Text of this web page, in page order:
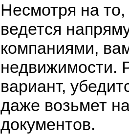
Несмотря на
ведется
компаниями,
недвижимости.
вариант,
даже возьмет
документов.